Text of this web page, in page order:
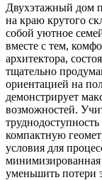
Двухэтажный дом
на краю крутого
собой уютное
вместе с тем,
архитектора,
тщательно
ориентацией на
демонстрирует
возможностей.
компактную
условия для
минимизированная
уменьшить потери